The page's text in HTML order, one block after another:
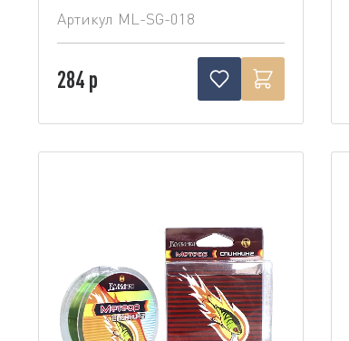
Артикул ML-SG-018
284 р